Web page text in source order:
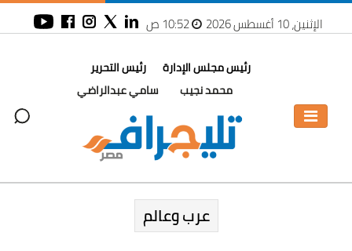
الإثنين، 10 أغسطس 2026 10:52 ص
رئيس مجلس الإدارة
محمد نجيب
رئيس التحرير
سامي عبدالراضي
عرب وعالم